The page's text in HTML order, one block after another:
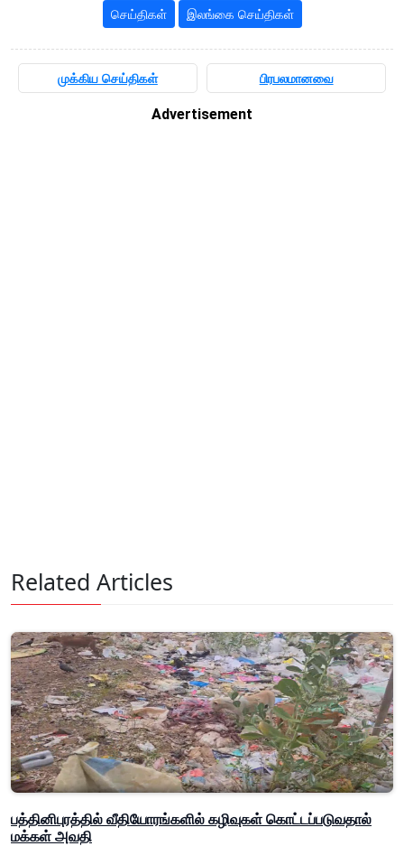
செய்திகள் இலங்கை செய்திகள்
முக்கிய செய்திகள் பிரபலமானவை
Advertisement
Related Articles
பத்தினிபுரத்தில் வீதியோரங்களில் கழிவுகள் கொட்டப்படுவதால்
மக்கள் அவதி